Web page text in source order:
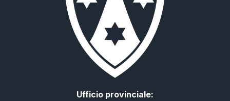
Ufficio provinciale: